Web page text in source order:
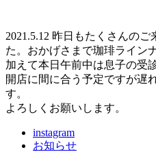
2021.5.12 昨日もたくさんの
た。おかげさまで珈琲ライン
加えて本日午前中は息子の受
開店に間に合う予定ですが遅
す。
よろしくお願いします。
instagram
お知らせ